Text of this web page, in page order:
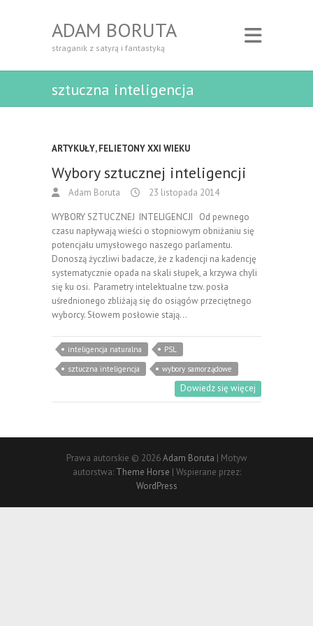
ADAM BORUTA
straganik z satyrą i fantastyką
sztuczna inteligencja
ARTYKUŁY,FELIETONY XXI WIEKU
Wybory sztucznej inteligencji
Adam Boruta 23 listopada 2014
WYBORY SZTUCZNEJ INTELIGENCJI Od pewnego
czasu napływają wieści o stopniowym obniżaniu się
potencjału umysłowego naszego parlamentu.
Donoszą życzliwi badacze, że z kadencji na kadencję
systematycznie opada na skali słupek, a krzywa chyli
się ku osi. Parametry intelektualne tzw. posła
uśrednionego zbliżają się do osiągów przeciętnego
wyborcy. Słowem posłowie stają…
inteligencja naturalna
PSL
sztuczna inteligencja
wybory samorządowe
Dowiedz się więcej
Prawa autorskie © 2026Adam Boruta | Motyw
autorstwa: Theme Horse | Wspierane przez:
WordPress